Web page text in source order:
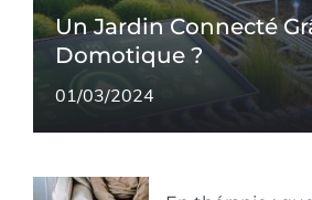
Un Jardin Connecté
Domotique ?
01/03/2024